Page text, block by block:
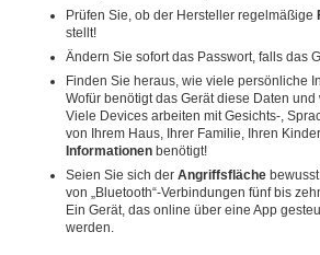
Prüfen Sie, ob der Hersteller regelmäßige
stellt!
Ändern Sie sofort das Passwort, falls das
Finden Sie heraus, wie viele persönliche
Wofür benötigt das Gerät diese Daten
Viele Devices arbeiten mit Gesichts-,
von Ihrem Haus, Ihrer Familie, Ihren
Informationen benötigt!
Seien Sie sich der Angriffsfläche
von „Bluetooth“-Verbindungen fünf bis
Ein Gerät, das online über eine App
werden.